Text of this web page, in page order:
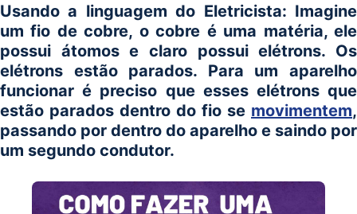
Usando a linguagem do Eletricista: Imagine
um fio de cobre, o cobre é uma matéria, ele
possui átomos e claro possui elétrons. Os
elétrons estão parados. Para um aparelho
funcionar é preciso que esses elétrons que
estão parados dentro do fio se movimentem,
passando por dentro do aparelho e saindo por
um segundo condutor.